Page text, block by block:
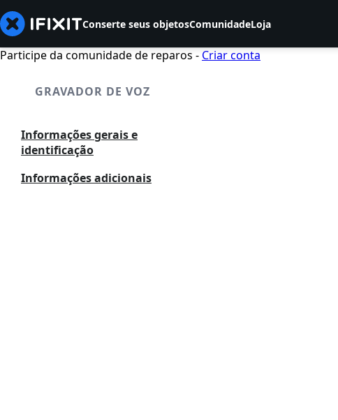
Conserte seus objetosComunidadeLoja
Participe da comunidade de reparos - Criar conta
GRAVADOR DE VOZ
Informações gerais e
identificação
Informações adicionais